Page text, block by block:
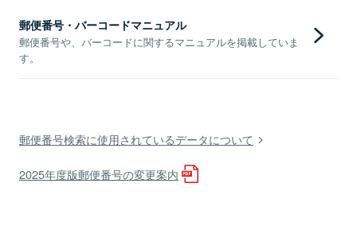
郵便番号・バーコードマニュアル
郵便番号や、バーコードに関するマニュアルを掲載していま
す。
郵便番号検索に使用されているデータについて
2025年度版郵便番号の変更案内